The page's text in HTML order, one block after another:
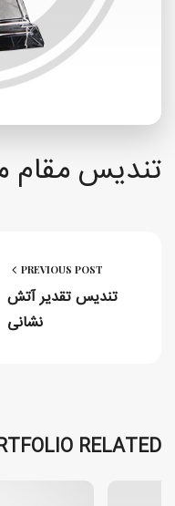
تندیس مقام
PREVIOUS POST
تندیس تقدیر آتش
نشانی
RELATED